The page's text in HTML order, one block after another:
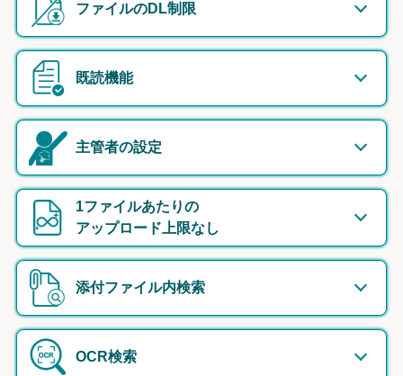
ファイルのDL制限
既読機能
主管者の設定
1ファイルあたりの
アップロード上限なし
添付ファイル内検索
OCR検索